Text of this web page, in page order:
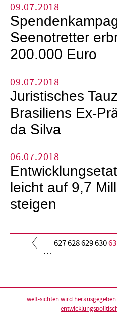
09.07.2018
Seenotretter
200.000 Euro
09.07.2018
Juristisches
Brasiliens Ex-
da Silva
06.07.2018
leicht auf 9,7
steigen
…
Seite
627Seite
628Seite
629Seite
630
welt-sichten wird